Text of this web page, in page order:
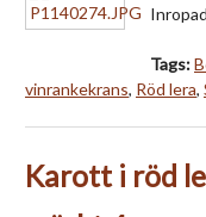
Tags:
vinrankekrans, Röd lera,
Karott i röd